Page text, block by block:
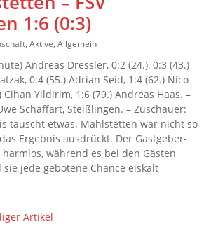
1:6 (0:3)
, Aktive, Allgemein
Andreas Dressler, 0:2 (24.), 0:3 (43.)
0:4 (55.) Adrian Seid, 1:4 (62.) Nico
Cihan Yildirim, 1:6 (79.) Andreas Haas. –
Schaffart, Steißlingen. – Zuschauer:
täuscht etwas. Mahlstetten war nicht so
Ergebnis ausdrückt. Der Gastgeber-
während es bei den Gästen
jede gebotene Chance eiskalt
Artikel